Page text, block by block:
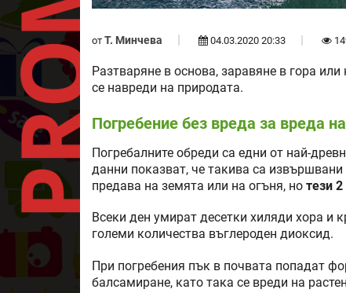
от Т. Минчева 04.03.2020 20:33
Разтваряне в основа, заравяне в гора
се навреди на природата.
Погребение без вреда за вреда
Погребалните обреди са едни от най-
данни показват, че такива са
предава на земята или на огъня, но тези
Всеки ден умират десетки хиляди хора и
големи количества въглероден диоксид.
При погребения пък в почвата попадат
балсамиране, като така се вреди на